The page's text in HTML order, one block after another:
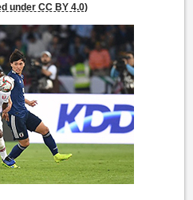
under CC BY 4.0)